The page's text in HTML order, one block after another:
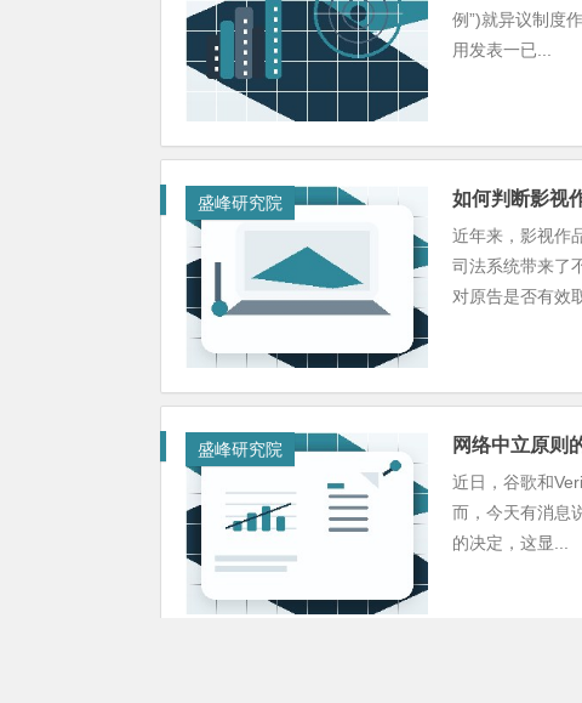
例”)就异议制度
用发表一已...
盛峰研究院 如何判断影视
近年来，影视作
司法系统带来了
对原告是否有效
盛峰研究院 网络中立原则
近日，谷歌和
而，今天有消息
的决定，这显...